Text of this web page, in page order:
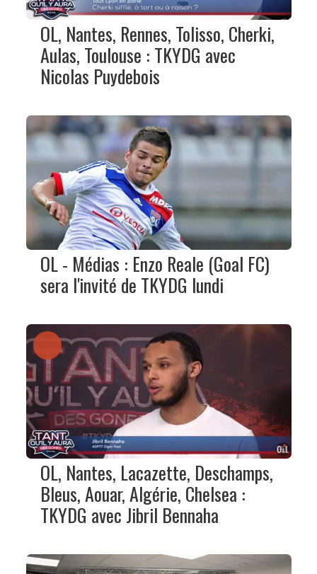
OL, Nantes, Rennes, Tolisso, Cherki,
Aulas, Toulouse : TKYDG avec
Nicolas Puydebois
OL - Médias : Enzo Reale (Goal FC)
sera l'invité de TKYDG lundi
OL, Nantes, Lacazette, Deschamps,
Bleus, Aouar, Algérie, Chelsea :
TKYDG avec Jibril Bennaha